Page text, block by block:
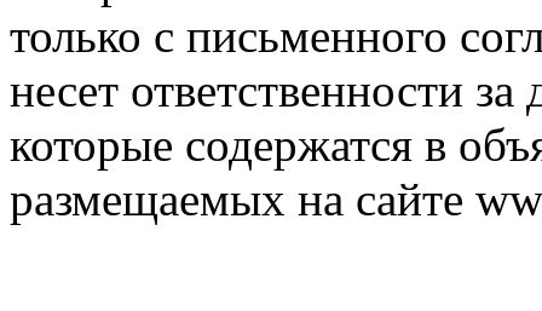
только с письменного
несет ответственности
которые содержатся в
размещаемых на сайте